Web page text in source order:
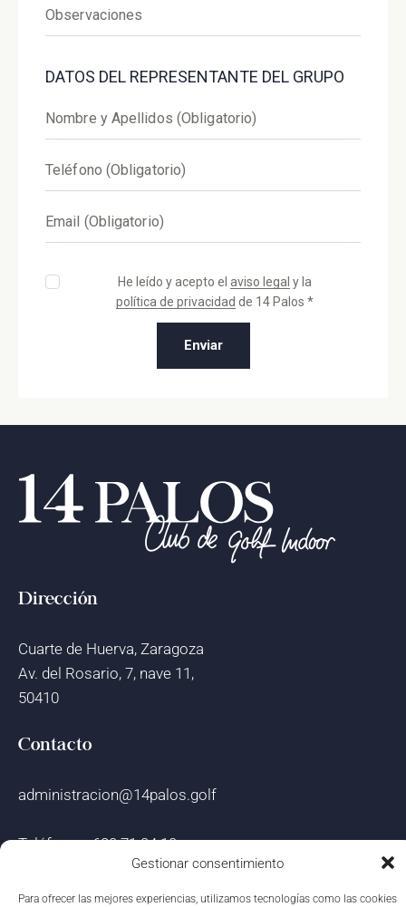
Gestionar consentimiento
Para ofrecer las mejores experiencias, utilizamos tecnologías como las cookies
DATOS DEL REPRESENTANTE DEL GRUPO
He leído y acepto el aviso legal y la
política de privacidad de 14 Palos *
Dirección
Cuarte de Huerva, Zaragoza
Av. del Rosario, 7, nave 11,
50410
Contacto
administracion@14palos.golf
Teléfono » 680 71 24 10
WhatsApp » 680 71 24 10